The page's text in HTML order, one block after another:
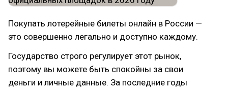
Покупать лотерейные билеты онлайн в России —
это совершенно легально и доступно каждому.
Государство строго регулирует этот рынок,
поэтому вы можете быть спокойны за свои
деньги и личные данные. За последние годы